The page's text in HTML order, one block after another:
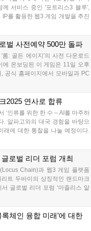
서비스 중인 '포트리스3 블루',
를 활용한 웹3 게임 개발을 추진
'팝플러스'와 연계해 관련 사업을
벌 사전예약 500만 돌파
: 골든 에이지'의 사전 다운로드
에 온보딩된 이 게임은 11일 오후
공식 홈페이지에서 모바일과 PC
. 정식 출시는 12일 오후 3시에
2025 연사로 합류
‘인류를 위한 한 수 – AI를 마주하
. 알파고와의 대국 경험을 바탕으
래에 대한 통찰을 나눌 예정이다.
업들이 참여하여 AI 및 Web3 기
로벌 리더 포럼 개최
Chain)과 웹3 게임 플랫폼
트 두바이의 상징적인 랜드마크
글로벌 리더 포럼 ‘마즐리스 알
했다고 밝혔다. 비전가들의 모임
체인 융합 미래’에 대한